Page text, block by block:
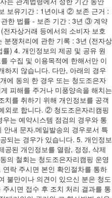
보유기간 : 1년이내 ② 보존 근거 :
한 법률 - 보존 기간 : 3년 ③ 계약
자상거래 등에서의 소비자 보호
쟁처리에 관한 기록 : 3년 (전자상
) 4. 개인정보의 제공 및 공유 원
수집 및 이용목적에 한해서만 이
하지 않습니다. 다만, 아래의 경우
에 동의 한 경우 또는 청도조은자
피해를 주거나 미풍양속을 해치는
치를 취하기 위해 개인정보를 공객
외로 합니다. ② 청도조은자리캠핑
는 예약시스템 점검의 경우와 통
내 문자.메일발송의 경우로서 특
되는 경우가 있습니다. 5. 개인정보
공된 개인정보를 열람, 정정, 삭제
의 철회는 청도조은자리캠핑 운영
락 주시면 본인 확인절차를 통하
불만이나 의견이 있으신 분은 청도
시면 접수 후 조치 처리 결과를 통